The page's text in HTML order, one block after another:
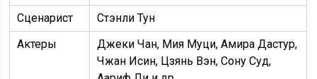
Сценарист
Стэнли Тун
Актеры
Джеки Чан, Мия Муци, Амира Дастур,
Чжан Исин, Цзянь Вэн, Сону Суд,